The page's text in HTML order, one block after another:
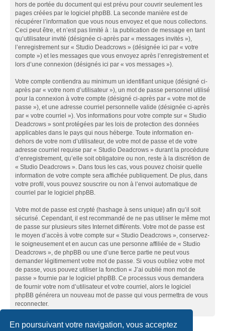
En poursuivant votre navigation, vous acceptez
hors de portée du document qui est prévu pour couvrir seulement les
pages créées par le logiciel phpBB. La seconde manière est de
récupérer l’information que vous nous envoyez et que nous collectons.
Ceci peut être, et n’est pas limité à : la publication de message en tant
qu’utilisateur invité (désignée ci-après par « messages invités »),
l’enregistrement sur « Studio Deadcrows » (désignée ici par « votre
compte ») et les messages que vous envoyez après l’enregistrement et
lors d’une connexion (désignés ici par « vos messages »).
Votre compte contiendra au minimum un identifiant unique (désigné ci-
après par « votre nom d’utilisateur »), un mot de passe personnel utilisé
pour la connexion à votre compte (désigné ci-après par « votre mot de
passe »), et une adresse courriel personnelle valide (désignée ci-après
par « votre courriel »). Vos informations pour votre compte sur « Studio
Deadcrows » sont protégées par les lois de protection des données
applicables dans le pays qui nous héberge. Toute information en-
dehors de votre nom d’utilisateur, de votre mot de passe et de votre
adresse courriel requise par « Studio Deadcrows » durant la procédure
d’enregistrement, qu’elle soit obligatoire ou non, reste à la discrétion de
« Studio Deadcrows ». Dans tous les cas, vous pouvez choisir quelle
information de votre compte sera affichée publiquement. De plus, dans
votre profil, vous pouvez souscrire ou non à l’envoi automatique de
courriel par le logiciel phpBB.
Votre mot de passe est crypté (hashage à sens unique) afin qu’il soit
sécurisé. Cependant, il est recommandé de ne pas utiliser le même mot
de passe sur plusieurs sites Internet différents. Votre mot de passe est
le moyen d’accès à votre compte sur « Studio Deadcrows », conservez-
le soigneusement et en aucun cas une personne affiliée de « Studio
Deadcrows », de phpBB ou une d’une tierce partie ne peut vous
demander légitimement votre mot de passe. Si vous oubliez votre mot
de passe, vous pouvez utiliser la fonction « J’ai oublié mon mot de
passe » fournie par le logiciel phpBB. Ce processus vous demandera
de fournir votre nom d’utilisateur et votre courriel, alors le logiciel
phpBB générera un nouveau mot de passe qui vous permettra de vous
reconnecter.